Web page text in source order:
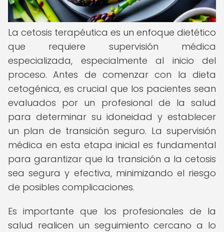
La cetosis terapéutica es un enfoque dietético
que requiere supervisión médica
especializada, especialmente al inicio del
proceso. Antes de comenzar con la dieta
cetogénica, es crucial que los pacientes sean
evaluados por un profesional de la salud
para determinar su idoneidad y establecer
un plan de transición seguro. La supervisión
médica en esta etapa inicial es fundamental
para garantizar que la transición a la cetosis
sea segura y efectiva, minimizando el riesgo
de posibles complicaciones.
Es importante que los profesionales de la
salud realicen un seguimiento cercano a lo